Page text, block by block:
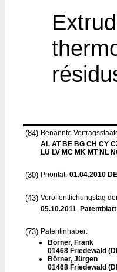
(84) Benannte
AL AT BE BG CH CY
LU LV MC MK MT NL
(30) Priorität: 01.04.2010
(43) Veröffentlichungstag
05.10.2011
(73) Patentinhaber:
Börner, Frank
01468 Friedewald
Börner, Jürgen
01468 Friedewald